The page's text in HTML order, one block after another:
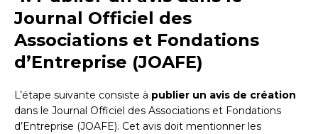
Journal Officiel des
Associations et Fondations
d’Entreprise (JOAFE)
L’étape suivante consiste à publier un avis de création
dans le Journal Officiel des Associations et Fondations
d’Entreprise (JOAFE). Cet avis doit mentionner les